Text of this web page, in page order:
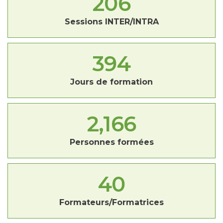
Sessions INTER/INTRA
394
Jours de formation
2,166
Personnes formées
40
Formateurs/Formatrices